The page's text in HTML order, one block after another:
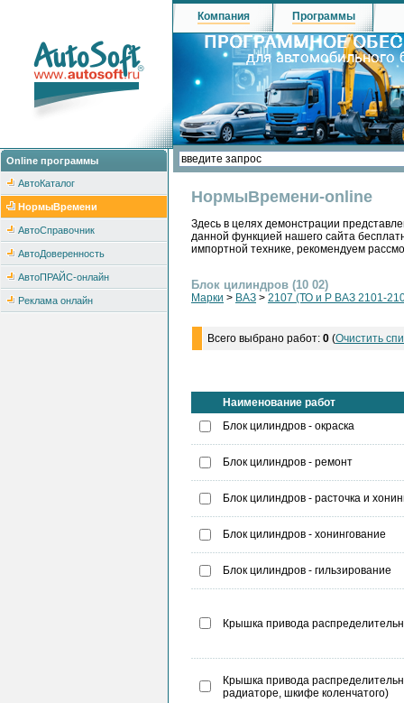
Online программы
АвтоКаталог
НормыВремени
АвтоСправочник
АвтоДоверенность
АвтоПРАЙС-онлайн
Реклама онлайн
Компания Программы
НормыВремени-online
Здесь в целях демонстрации
данной функцией нашего сайта
импортной технике, рекомендуем
Блок цилиндров (10 02)
Марки > ВАЗ > 2107 (ТО и Р ВАЗ 2101-
Всего выбрано работ: 0 (Очистить
Наименование работ
Блок цилиндров - окраска
Блок цилиндров - ремонт
Блок цилиндров - расточка и
Блок цилиндров - хонингование
Блок цилиндров - гильзирование
Крышка привода
Крышка привода
радиаторе, шкифе коленчатого)